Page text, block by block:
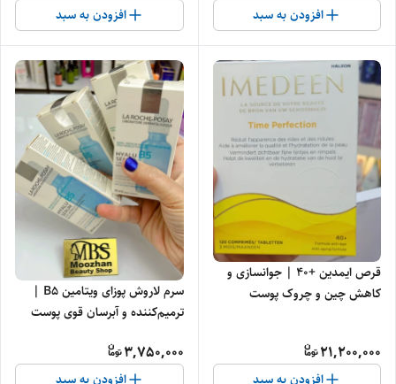
افزودن به سبد افزودن به سبد
قرص ایمدین +۴۰ | جوانسازی و
کاهش چین و چروک پوست
21,200,000
افزودن به سبد
سرم لاروش پوزای ویتامین B5 |
ترمیم‌کننده و آبرسان قوی پوست
3,750,000
افزودن به سبد